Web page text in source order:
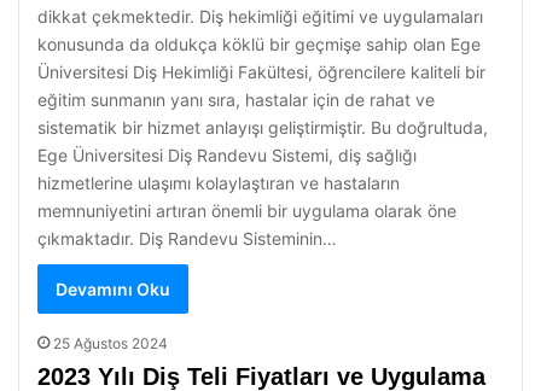
dikkat çekmektedir. Diş hekimliği eğitimi ve uygulamaları
konusunda da oldukça köklü bir geçmişe sahip olan Ege
Üniversitesi Diş Hekimliği Fakültesi, öğrencilere kaliteli bir
eğitim sunmanın yanı sıra, hastalar için de rahat ve
sistematik bir hizmet anlayışı geliştirmiştir. Bu doğrultuda,
Ege Üniversitesi Diş Randevu Sistemi, diş sağlığı
hizmetlerine ulaşımı kolaylaştıran ve hastaların
memnuniyetini artıran önemli bir uygulama olarak öne
çıkmaktadır. Diş Randevu Sisteminin…
Devamını Oku
25 Ağustos 2024
2023 Yılı Diş Teli Fiyatları ve Uygulama